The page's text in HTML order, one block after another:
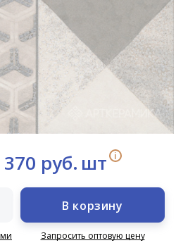
370 руб. шт i
В корзину
Запросить оптовую цену